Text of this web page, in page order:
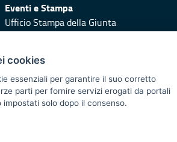
Eventi e Stampa
Ufficio Stampa della Giunta
Press Regione
Responsabili di pubblicazione
- Asse XI
cookies
essenziali per garantire il suo corretto
parti per fornire servizi erogati da portali
solo dopo il consenso.